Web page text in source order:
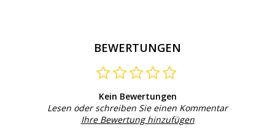
BEWERTUNGEN
Kein Bewertungen
Lesen oder schreiben Sie einen Kommentar
Ihre Bewertung hinzufügen